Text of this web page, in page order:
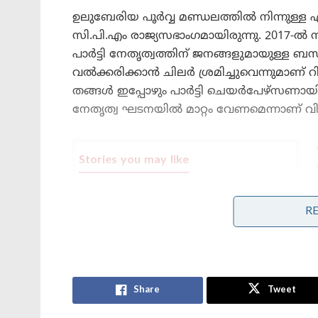
ഉലുബേരിയ പൂർവ്വ മണ്ഡലത്തിൽ
സി.പി.എം രാജ്യസഭാംഗമായിരുന്നു. 2017-ൽ
പാർട്ടി നേതൃത്വത്തിന് ജനങ്ങളുമായുള്ള ബന്ധം
വൽക്കരിക്കാൻ ചിലർ
തങ്ങൾ ഇപ്പോഴും പാർട്ടി
നേതൃത്വ ഘടനയിൽ മാറ്റം വേണമെന്നാണ്
Stories you may like
ഓൺലൈൻ ബ്രെയിൻവാഷിംഗും
Share Tweet